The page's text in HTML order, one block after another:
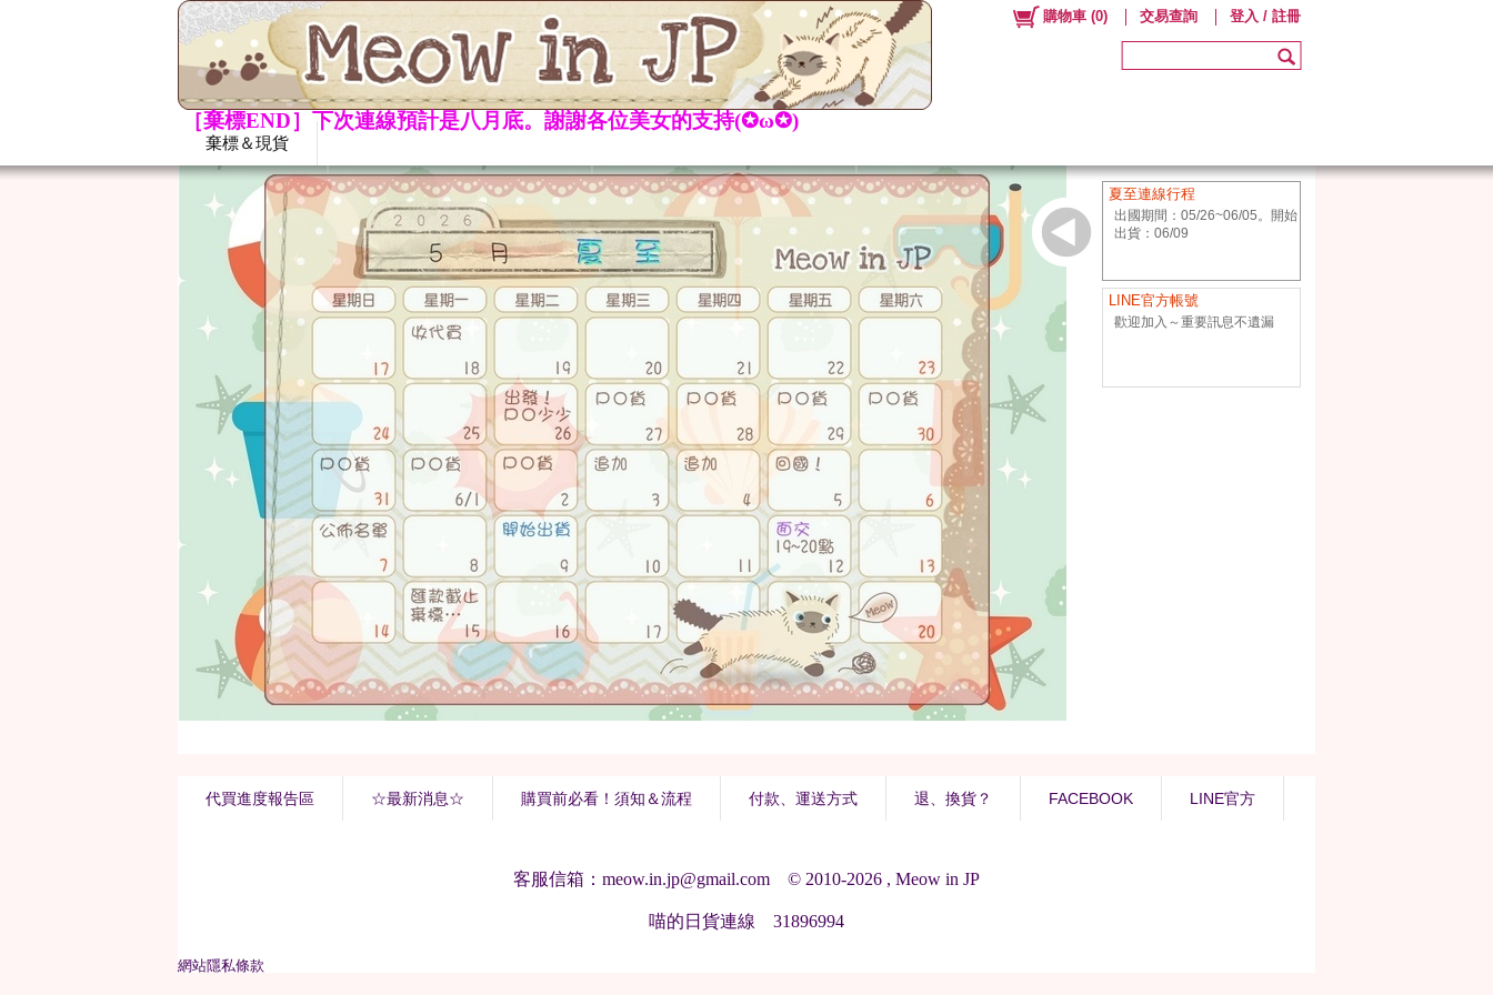
棄標＆現貨
購物車 (0) 交易查詢 登入 / 註冊
夏至連線行程
出國期間：05/26~06/05。開始
出貨：06/09
LINE官方帳號
歡迎加入～重要訊息不遺漏
代買進度報告區 ☆最新消息☆ 購買前必看！須知＆流程 付款、運送方式 退、換貨？ FACEBOOK LINE官方
客服信箱：meow.in.jp@gmail.com © 2010-2026 , Meow in JP
喵的日貨連線 31896994
網站隱私條款
［棄標END］下次連線預計是八月底。謝謝各位美女的支持(✪ω✪)